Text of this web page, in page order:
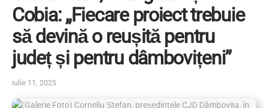
Cobia: „Fiecare proiect trebuie
să devină o reușită pentru
județ și pentru dâmbovițeni”
iulie 11, 2025